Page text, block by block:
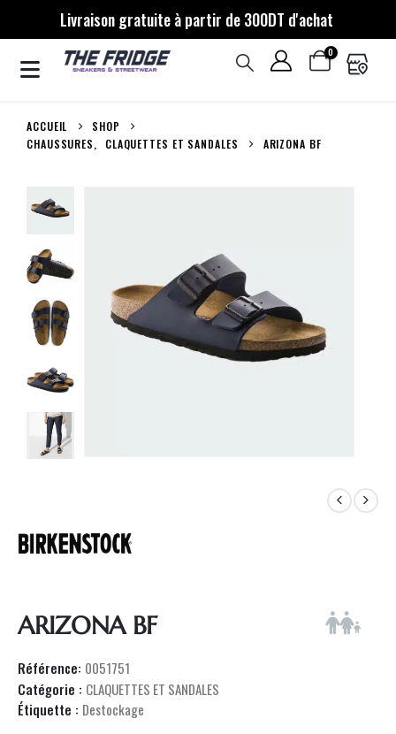
Livraison gratuite à partir de 300DT d'achat
0
ACCUEIL
SHOP
CHAUSSURES, CLAQUETTES ET SANDALES ARIZONA BF
ARIZONA BF
Référence: 0051751
Catégorie : CLAQUETTES ET SANDALES
Étiquette : Destockage